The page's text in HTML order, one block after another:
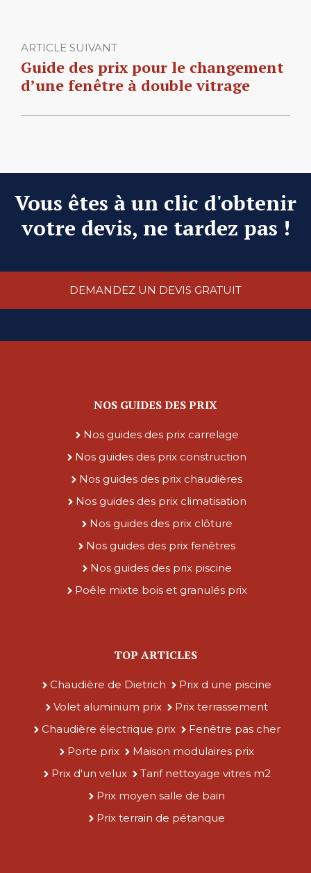
ARTICLE SUIVANT
Guide des prix pour le changement
d’une fenêtre à double vitrage
Vous êtes à un clic d'obtenir
votre devis, ne tardez pas !
DEMANDEZ UN DEVIS GRATUIT
NOS GUIDES DES PRIX
Nos guides des prix carrelage
Nos guides des prix construction
Nos guides des prix chaudières
Nos guides des prix climatisation
Nos guides des prix clôture
Nos guides des prix fenêtres
Nos guides des prix piscine
Poêle mixte bois et granulés prix
TOP ARTICLES
Chaudière de Dietrich
Prix d une piscine
Volet aluminium prix
Prix terrassement
Chaudière électrique prix
Fenêtre pas cher
Porte prix
Maison modulaires prix
Prix d'un velux
Tarif nettoyage vitres m2
Prix moyen salle de bain
Prix terrain de pétanque